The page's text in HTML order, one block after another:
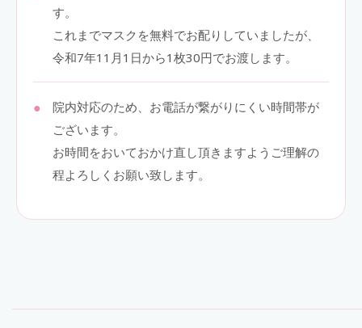
す。
これまでマスクを無料でお配りしていましたが、
令和7年11月1日から1枚30円でお渡します。
院内対応のため、お電話が繋がりにくい時間帯が
ございます。
お時間をおいておかけ直し頂きますようご理解の
程よろしくお願い致します。